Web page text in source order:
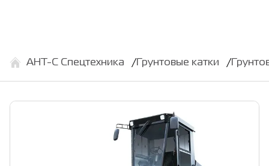
АНТ-С Спецтехника Грунтовые катки